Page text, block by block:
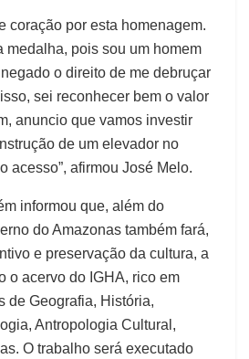
coração por esta homenagem.
medalha, pois sou um homem
o direito de me debruçar
sei reconhecer bem o valor
anuncio que vamos investir
de um elevador no
acesso”, afirmou José Melo.
informou que, além do
do Amazonas também fará,
e preservação da cultura, a
o acervo do IGHA, rico em
de Geografia, História,
Antropologia Cultural,
O trabalho será executado